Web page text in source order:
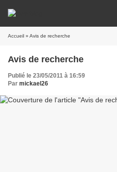
Accueil » Avis de recherche
Avis de recherche
Publié le 23/05/2011 à 16:59
Par mickael26